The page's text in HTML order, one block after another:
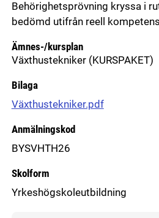
Behörighetsprövning kryssa i
bedömd utifrån reell
Ämnes-/kursplan
Växthustekniker (KURSPAKET)
Bilaga
Växthustekniker.pdf
Anmälningskod
BYSVHTH26
Skolform
Yrkeshögskoleutbildning